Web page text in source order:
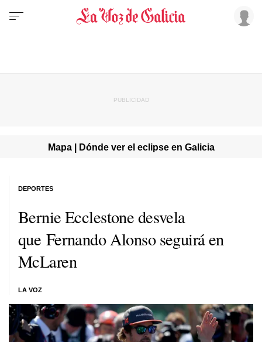
Mapa | Dónde ver el eclipse en Galicia
Bernie Ecclestone desvela
que Fernando Alonso seguirá en
McLaren
LA VOZ
DEPORTES